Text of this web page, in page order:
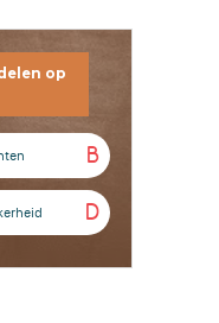
op
B
D